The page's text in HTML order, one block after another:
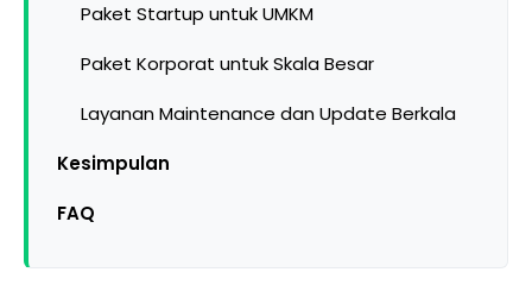
Paket Startup untuk UMKM
Paket Korporat untuk Skala Besar
Layanan Maintenance dan Update Berkala
Kesimpulan
FAQ